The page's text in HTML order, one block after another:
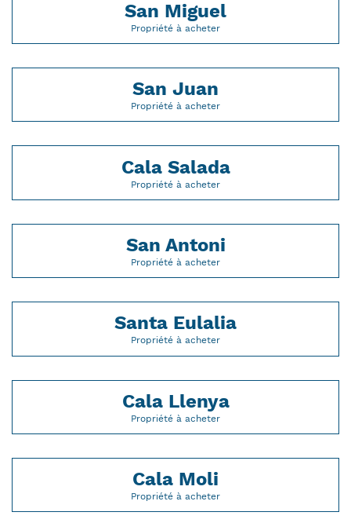
San Miguel
Propriété à acheter
San Juan
Propriété à acheter
Cala Salada
Propriété à acheter
San Antoni
Propriété à acheter
Santa Eulalia
Propriété à acheter
Cala Llenya
Propriété à acheter
Cala Moli
Propriété à acheter